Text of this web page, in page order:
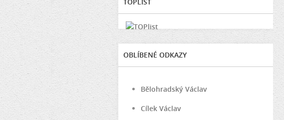
OBLÍBENÉ ODKAZY
Bělohradský Václav
Cílek Václav